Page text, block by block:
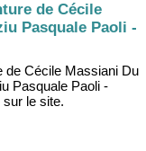
de Cécile
Pasquale Paoli -
de Cécile Massiani Du
Pasquale Paoli -
le site.